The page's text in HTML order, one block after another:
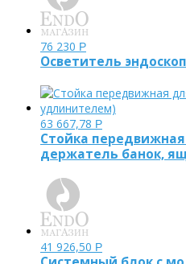
76 230 Р
Осветитель
63 667,78 Р
Стойка
держатель банок,
41 926,50 Р